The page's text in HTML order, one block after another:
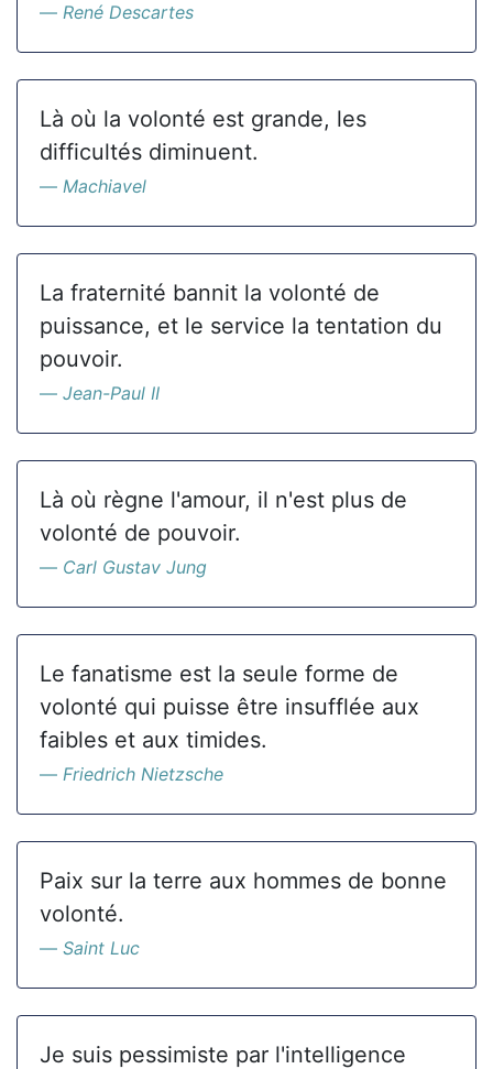
René Descartes
Là où la volonté est grande, les
difficultés diminuent.
Machiavel
La fraternité bannit la volonté de
puissance, et le service la tentation du
pouvoir.
Jean-Paul II
Là où règne l'amour, il n'est plus de
volonté de pouvoir.
Carl Gustav Jung
Le fanatisme est la seule forme de
volonté qui puisse être insufflée aux
faibles et aux timides.
Friedrich Nietzsche
Paix sur la terre aux hommes de bonne
volonté.
Saint Luc
Je suis pessimiste par l'intelligence